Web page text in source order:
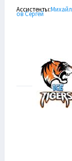
Ассистенты:Михайл
ов Сергей